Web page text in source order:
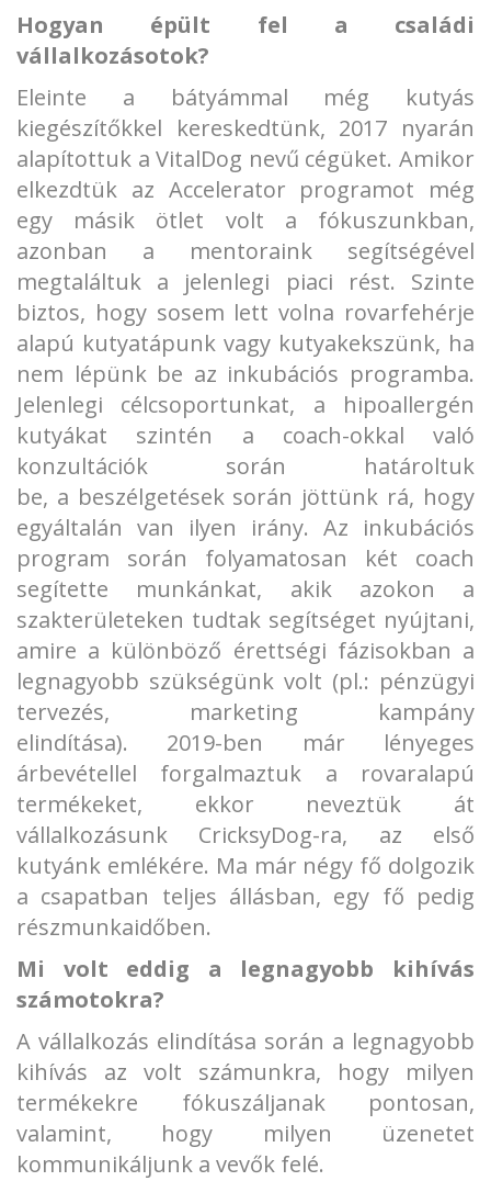
Hogyan épült fel a családi
vállalkozásotok?
Eleinte a bátyámmal még kutyás
kiegészítőkkel kereskedtünk, 2017 nyarán
alapítottuk a VitalDog nevű cégüket. Amikor
elkezdtük az Accelerator programot még
egy másik ötlet volt a fókuszunkban,
azonban a mentoraink segítségével
megtaláltuk a jelenlegi piaci rést. Szinte
biztos, hogy sosem lett volna rovarfehérje
alapú kutyatápunk vagy kutyakekszünk, ha
nem lépünk be az inkubációs programba.
Jelenlegi célcsoportunkat, a hipoallergén
kutyákat szintén a coach-okkal való
konzultációk során határoltuk
be, a beszélgetések során jöttünk rá, hogy
egyáltalán van ilyen irány. Az inkubációs
program során folyamatosan két coach
segítette munkánkat, akik azokon a
szakterületeken tudtak segítséget nyújtani,
amire a különböző érettségi fázisokban a
legnagyobb szükségünk volt (pl.: pénzügyi
tervezés, marketing kampány
elindítása). 2019-ben már lényeges
árbevétellel forgalmaztuk a rovaralapú
termékeket, ekkor neveztük át
vállalkozásunk CricksyDog-ra, az első
kutyánk emlékére. Ma már négy fő dolgozik
a csapatban teljes állásban, egy fő pedig
részmunkaidőben.
Mi volt eddig a legnagyobb kihívás
számotokra?
A vállalkozás elindítása során a legnagyobb
kihívás az volt számunkra, hogy milyen
termékekre fókuszáljanak pontosan,
valamint, hogy milyen üzenetet
kommunikáljunk a vevők felé.